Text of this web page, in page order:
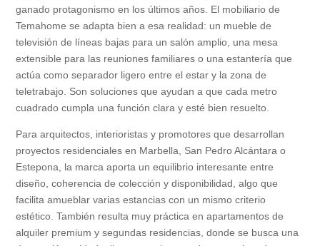
ganado protagonismo en los últimos años. El mobiliario de
Temahome se adapta bien a esa realidad: un mueble de
televisión de líneas bajas para un salón amplio, una mesa
extensible para las reuniones familiares o una estantería que
actúa como separador ligero entre el estar y la zona de
teletrabajo. Son soluciones que ayudan a que cada metro
cuadrado cumpla una función clara y esté bien resuelto.
Para arquitectos, interioristas y promotores que desarrollan
proyectos residenciales en Marbella, San Pedro Alcántara o
Estepona, la marca aporta un equilibrio interesante entre
diseño, coherencia de colección y disponibilidad, algo que
facilita amueblar varias estancias con un mismo criterio
estético. También resulta muy práctica en apartamentos de
alquiler premium y segundas residencias, donde se busca una